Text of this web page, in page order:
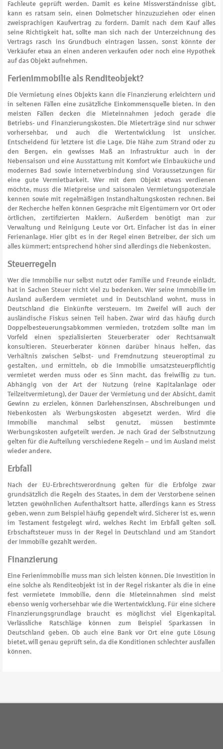
Fachleute geprüft werden. Damit es keine Missverständnisse gibt,
kann es ratsam sein, einen Dolmetscher hinzuzuziehen oder einen
zweisprachigen Kaufvertrag zu fordern. Damit nach dem Kauf alles
seine Richtigkeit hat, sollte man sich nach der Unterzeichnung des
Vertrags rasch ins Grundbuch eintragen lassen, sonst könnte der
Verkäufer etwa an einen anderen verkaufen oder noch eine Hypothek
auf das Objekt aufnehmen.
Ferienimmobilie als Renditeobjekt?
Die Vermietung eines Objekts kann die Finanzierung erleichtern und
in seltenen Fällen eine zusätzliche Einkommensquelle bieten. In den
meisten Fällen decken die Mieteinnahmen jedoch gerade die
Betriebs- und Finanzierungskosten. Die Mieterträge sind nur schwer
vorhersehbar, und auch die Wertentwicklung ist unsicher.
Entscheidend für letztere ist die Lage. Die Nähe zum Strand oder zu
den Bergen, ein gewisses Maß an Infrastruktur auch in der
Nebensaison und eine Ausstattung mit Komfort wie Einbauküche und
modernes Bad sowie Internetverbindung sind Voraussetzungen für
eine gute Vermietbarkeit. Wer mit dem Objekt etwas verdienen
möchte, muss die Mietpreise und saisonalen Vermietungspotenziale
kennen sowie mit regelmäßigen Instandhaltungskosten rechnen. Bei
der Recherche helfen können Gespräche mit Eigentümern vor Ort oder
örtlichen, zertifizierten Maklern. Außerdem benötigt man zur
Verwaltung und Reinigung Leute vor Ort. Einfacher ist das in einer
Ferienanlage. Hier gibt es in der Regel einen Betreiber, der sich um
alles kümmert; entsprechend höher sind allerdings die Nebenkosten.
Steuerregeln
Wer die Immobilie nur selbst nutzt oder Familie und Freunde einlädt,
hat in Sachen Steuer nicht viel zu bedenken. Wer seine Immobilie im
Ausland außerdem vermietet und in Deutschland wohnt, muss in
Deutschland die Einkünfte versteuern. Im Zweifel will auch der
ausländische Fiskus seinen Teil haben. Zwar wird das häufig durch
Doppelbesteuerungsabkommen vermieden, trotzdem sollte man im
Vorfeld einen spezialisierten Steuerberater oder Rechtsanwalt
konsultieren. Steuerberater können darüber hinaus helfen, das
Verhältnis zwischen Selbst- und Fremdnutzung steueroptimal zu
gestalten, und ermitteln, ob die Immobilie umsatzsteuerpflichtig
vermietet werden muss oder es Sinn macht, das freiwillig zu tun.
Abhängig von der Art der Nutzung (reine Kapitalanlage oder
Teilzeitvermietung), der Dauer der Vermietung und der Absicht, damit
Gewinn zu erzielen, können Darlehenszinsen, Abschreibungen und
Nebenkosten als Werbungskosten abgesetzt werden. Wird die
Immobilie manchmal selbst genutzt, müssen bestimmte
Werbungskosten aufgeteilt werden. Je nach Grad der Selbstnutzung
gelten für die Aufteilung verschiedene Regeln – und im Ausland meist
wieder andere.
Erbfall
Nach der EU-Erbrechtsverordnung gelten für die Erbfolge zwar
grundsätzlich die Regeln des Staates, in dem der Verstorbene seinen
letzten gewöhnlichen Aufenthaltsort hatte, allerdings kann es Stress
geben, wenn zum Beispiel häufig gependelt wird. Sicherer ist es, wenn
im Testament festgelegt wird, welches Recht im Erbfall gelten soll.
Erbschaftsteuer muss in der Regel in Deutschland und am Standort
der Immobilie gezahlt werden.
Finanzierung
Eine Ferienimmobilie muss man sich leisten können. Die Investition in
eine solche als Renditeobjekt ist in der Regel riskanter als die in eine
fest vermietete Immobilie, denn die Mieteinnahmen sind meist
ebenso wenig vorhersehbar wie die Wertentwicklung. Für eine sichere
Finanzierungsgrundlage braucht es möglichst viel Eigenkapital.
Verlässliche Ratschläge können zum Beispiel Sparkassen in
Deutschland geben. Ob auch eine Bank vor Ort eine gute Lösung
bietet, will genau geprüft sein, da die Konditionen schlechter ausfallen
können.